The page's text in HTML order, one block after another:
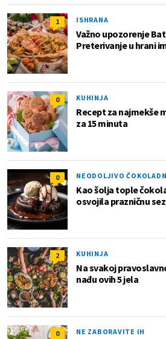
1 ISHRANA
Važno upozorenje
Preterivanje u hrani
0 KUHINJA
Recept za najmekše
za 15 minuta
0 NEODOLJIVO
Kao šolja tople
osvojila prazničnu
2 KUHINJA
Na svakoj
nađu ovih 5 jela
0 NE ZABORAVITE IH